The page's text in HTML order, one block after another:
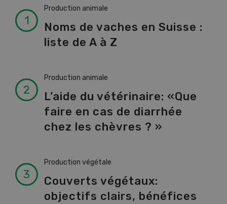
Production animale
Noms de vaches en Suisse :
liste de A à Z
Production animale
L’aide du vétérinaire: «Que
faire en cas de diarrhée
chez les chèvres ? »
Production végétale
Couverts végétaux:
objectifs clairs, bénéfices